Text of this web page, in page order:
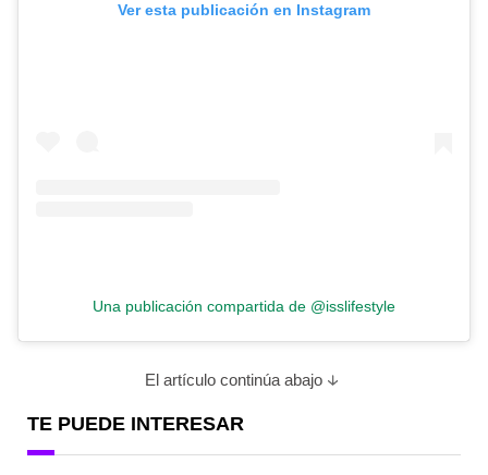
Ver esta publicación en Instagram
Una publicación compartida de @isslifestyle
El artículo continúa abajo
TE PUEDE INTERESAR